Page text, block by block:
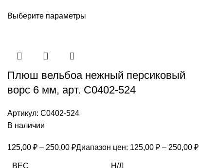
Выберите параметры
Плюш вельбоа нежный персиковый
ворс 6 мм, арт. С0402-524
Артикул: С0402-524
В наличии
125,00 ₽ – 250,00 ₽Диапазон цен: 125,00 ₽ – 250,00 ₽
ВЕС Н/Д